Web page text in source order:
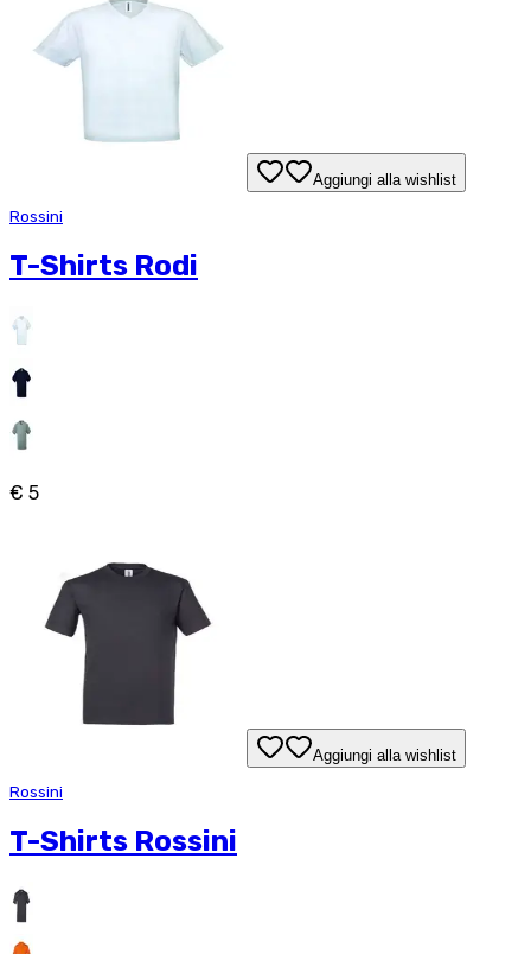
Aggiungi alla wishlist
Rossini
T-Shirts Rodi
€ 5
Aggiungi alla wishlist
Rossini
T-Shirts Rossini